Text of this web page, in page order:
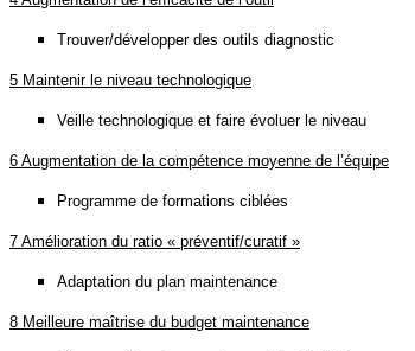
Trouver/développer des outils diagnostic
5 Maintenir le niveau technologique
Veille technologique et faire évoluer le niveau
6 Augmentation de la compétence moyenne de l’équipe
Programme de formations ciblées
7 Amélioration du ratio « préventif/curatif »
Adaptation du plan maintenance
8 Meilleure maîtrise du budget maintenance